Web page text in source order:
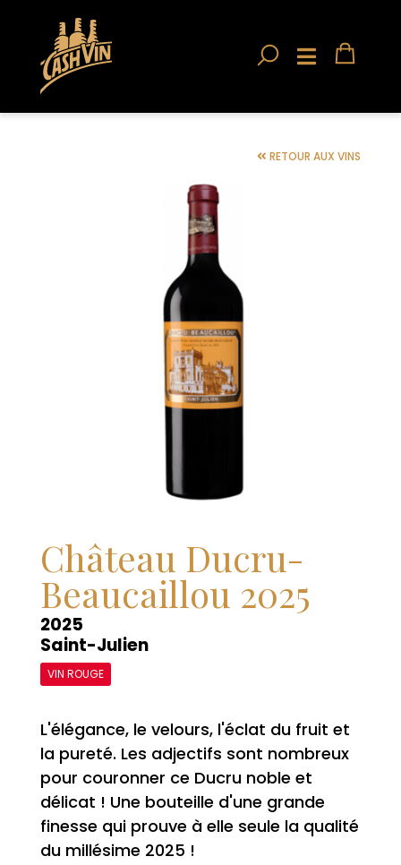
RETOUR AUX VINS
Château Ducru-
Beaucaillou 2025
2025
Saint-Julien
VIN ROUGE
L'élégance, le velours, l'éclat du fruit et
la pureté. Les adjectifs sont nombreux
pour couronner ce Ducru noble et
délicat ! Une bouteille d'une grande
finesse qui prouve à elle seule la qualité
du millésime 2025 !